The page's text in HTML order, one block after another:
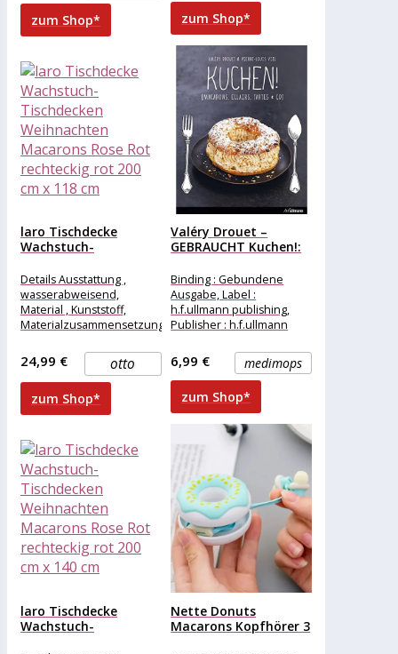
zum Shop* zum Shop*
laro Tischdecke
Wachstuch-
Weihnachten
Macarons Rose Rot...
Details Ausstattung ,
wasserabweisend,
Material , Kunststoff,
Materialzusammensetzung
Gewicht Breite , 200 cm,
Länge , 118
otto
24,99 €
zum Shop*
Valéry Drouet –
GEBRAUCHT Kuchen!:
Binding : Gebundene
Ausgabe, Label :
h.f.ullmann publishing,
Publisher : h.f.ullmann
Gebundene Ausgabe,
numberOfPages : 144,
publicationDate
medimops
6,99 €
zum Shop*
laro Tischdecke
Wachstuch-
Nette Donuts
Macarons Kopfhörer 3